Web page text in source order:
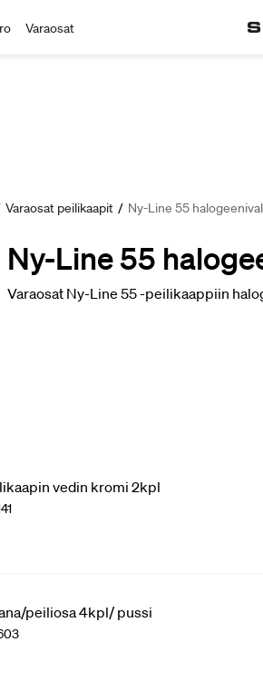
Varaosat
Varaosat peilikaapit / Ny-Line 55
Ny-Line 55
Varaosat Ny-Line 55 -peilikaappiin
vedin kromi 2kpl
peiliosa 4kpl/ pussi